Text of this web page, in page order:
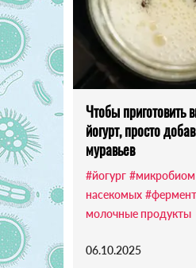
Чтобы приготовить
йогурт, просто
муравьев
#йогург #микробиом
насекомых
молочные продукты
06.10.2025